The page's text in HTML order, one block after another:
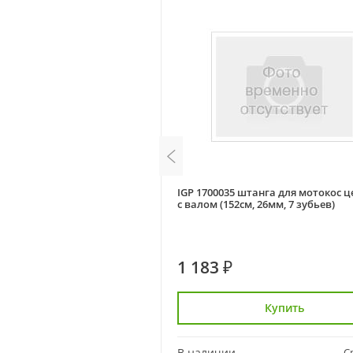
IGP 1700035 штанга для мотокос
с валом (152см, 26мм, 7 зубьев)
1 183 ₽
Купить